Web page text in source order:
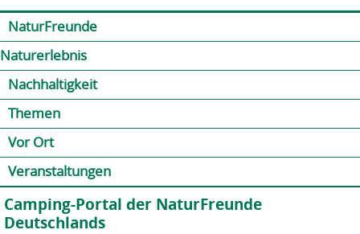
NaturFreunde
Naturerlebnis
Nachhaltigkeit
Themen
Vor Ort
Veranstaltungen
Camping-Portal der NaturFreunde
Deutschlands